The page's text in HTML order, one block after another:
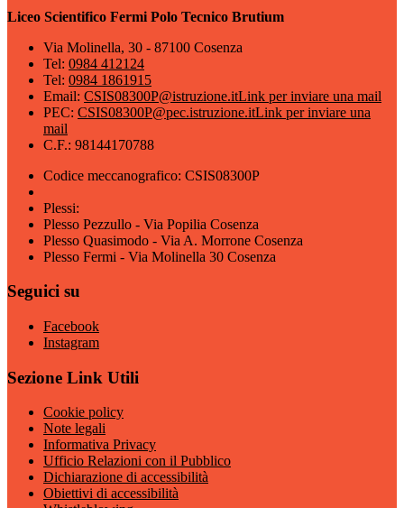
Liceo Scientifico Fermi Polo Tecnico Brutium
Via Molinella, 30 - 87100 Cosenza
Tel: 0984 412124
Tel: 0984 1861915
Email: CSIS08300P@istruzione.itLink per inviare una mail
PEC: CSIS08300P@pec.istruzione.itLink per inviare una
mail
C.F.: 98144170788
Codice meccanografico: CSIS08300P
Plessi:
Plesso Pezzullo - Via Popilia Cosenza
Plesso Quasimodo - Via A. Morrone Cosenza
Plesso Fermi - Via Molinella 30 Cosenza
Seguici su
Facebook
Instagram
Sezione Link Utili
Cookie policy
Note legali
Informativa Privacy
Ufficio Relazioni con il Pubblico
Dichiarazione di accessibilità
Obiettivi di accessibilità